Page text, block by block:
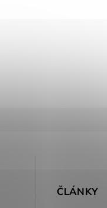
ČLÁNKY